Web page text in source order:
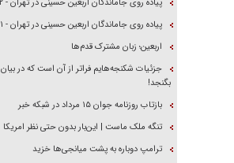
پیاده روی جاماندگان اربعین حسینی در تهران - ۱
اربعین؛ زبان مشترک قدم‌ها
جزئیات شکنجه‌هایم فراتر از آن است که در بیان
بگنجد!
بازتاب روزنامه جوان ۱۵ مرداد در شبکه خبر
تنگه ملک ماست | این‌بار بدون حتی نظر امریکا
ترامپ دوباره به پشت میانجی‌ها خزید